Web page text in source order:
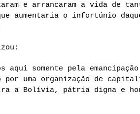
e arrancaram a vida de
aumentaria o infortúnio
aqui somente pela
por uma organização de
a Bolívia, pátria digna e